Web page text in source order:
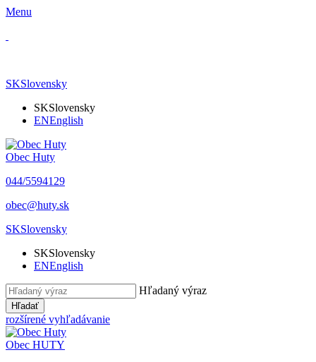
Menu
SKSlovensky
SKSlovensky
ENEnglish
Obec Huty
​044/5594129
​obec@huty.sk
SKSlovensky
SKSlovensky
ENEnglish
Hľadaný výraz
Hľadať
rozšírené vyhľadávanie
Obec HUTY